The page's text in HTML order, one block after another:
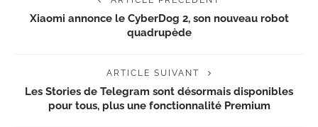
Xiaomi annonce le CyberDog 2, son nouveau robot
quadrupède
ARTICLE SUIVANT
Les Stories de Telegram sont désormais disponibles
pour tous, plus une fonctionnalité Premium